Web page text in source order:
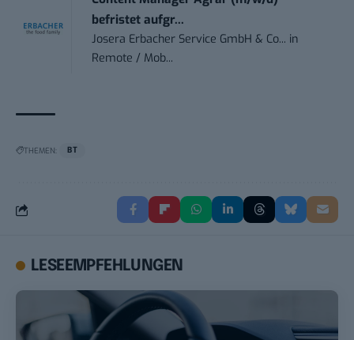
befristet aufgr...
Josera Erbacher Service GmbH & Co... in
Remote / Mob...
THEMEN: BT
LESEEMPFEHLUNGEN